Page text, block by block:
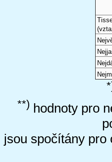
**) hodnoty pro
jsou spočítány pro